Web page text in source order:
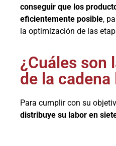
conseguir que los
eficientemente posible,
la optimización de las
¿Cuáles son
de la
Para cumplir con su
distribuye su labor en